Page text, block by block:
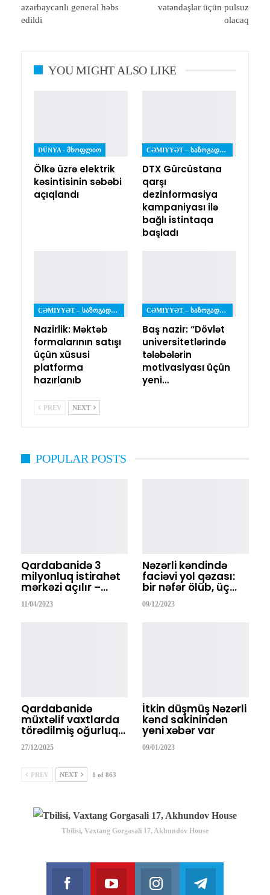
azərbaycanlı general həbs
edildi
vətəndaşlar üçün pulsuz
olacaq
YOU MIGHT ALSO LIKE
DÜNYA - ᲛᲡᲝᲤᲚᲘᲝ
Ölkə üzrə elektrik
kəsintisinin səbəbi
açıqlandı
CƏMIYYƏT – ᲡᲐᲖᲝᲒᲐᲓᲝᲔᲑᲐ
DTX Gürcüstana
qarşı
dezinformasiya
kampaniyası ilə
bağlı istintaqa
başladı
CƏMIYYƏT – ᲡᲐᲖᲝᲒᲐᲓᲝᲔᲑᲐ
Nazirlik: Məktəb
formalarının satışı
üçün xüsusi
platforma
hazırlanıb
CƏMIYYƏT – ᲡᲐᲖᲝᲒᲐᲓᲝᲔᲑᲐ
Baş nazir: “Dövlət
universitetlərində
tələbələrin
motivasiyası üçün
yeni…
PREV NEXT
POPULAR POSTS
Qardabanidə 3
milyonluq istirahət
mərkəzi açılır –…
11/04/2023
Nəzərli kəndində
faciəvi yol qəzası:
bir nəfər ölüb, üç…
09/12/2023
Qardabanidə
müxtəlif vaxtlarda
törədilmiş oğurluq…
27/12/2025
İtkin düşmüş Nəzərli
kənd sakinindən
yeni xəbər var
09/01/2023
PREV NEXT 1 of 863
Tbilisi, Vaxtang Gorgasali 17, Akhundov House
Facebook
Join us on Facebook
Youtube
Join us on Youtube
Instagram
Join us on Instagram